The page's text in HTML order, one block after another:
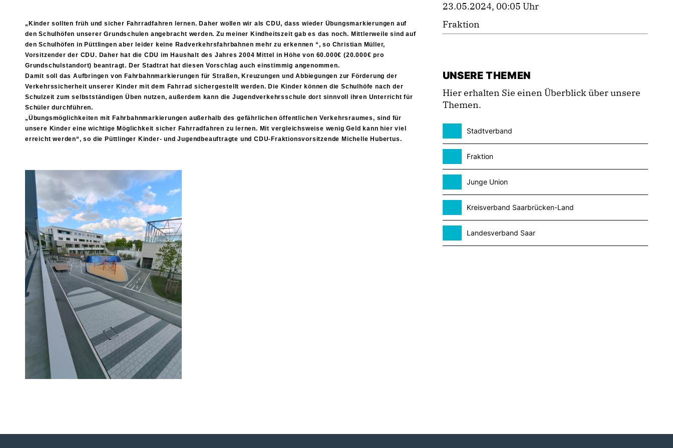
„Kinder sollten früh und sicher Fahrradfahren lernen. Daher wollen wir als CDU, dass wieder Übungsmarkierungen auf
den Schulhöfen unserer Grundschulen angebracht werden. Zu meiner Kindheitszeit gab es das noch. Mittlerweile sind auf
den Schulhöfen in Püttlingen aber leider keine Radverkehrsfahrbahnen mehr zu erkennen “, so Christian Müller,
Vorsitzender der CDU. Daher hat die CDU im Haushalt des Jahres 2004 Mittel in Höhe von 60.000€ (20.000€ pro
Grundschulstandort) beantragt. Der Stadtrat hat diesen Vorschlag auch einstimmig angenommen.
Damit soll das Aufbringen von Fahrbahnmarkierungen für Straßen, Kreuzungen und Abbiegungen zur Förderung der
Verkehrssicherheit unserer Kinder mit dem Fahrrad sichergestellt werden. Die Kinder können die Schulhöfe nach der
Schulzeit zum selbstständigen Üben nutzen, außerdem kann die Jugendverkehrsschule dort sinnvoll ihren Unterricht für
Schüler durchführen.
„Übungsmöglichkeiten mit Fahrbahnmarkierungen außerhalb des gefährlichen öffentlichen Verkehrsraumes, sind für
unsere Kinder eine wichtige Möglichkeit sicher Fahrradfahren zu lernen. Mit vergleichsweise wenig Geld kann hier viel
erreicht werden“, so die Püttlinger Kinder- und Jugendbeauftragte und CDU-Fraktionsvorsitzende Michelle Hubertus.
23.05.2024, 00:05 Uhr
Fraktion
UNSERE THEMEN
Hier erhalten Sie einen Überblick über unsere
Themen.
Stadtverband
Fraktion
Junge Union
Kreisverband Saarbrücken-Land
Landesverband Saar